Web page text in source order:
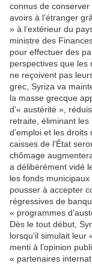
connus de conserver
avoirs à l’étranger
» à l’extérieur du
ministre des
pour effectuer des
perspectives que les
ne reçoivent pas
grec, Syriza va
la masse grecque
d’« austérité »,
retraite, éliminant
d’emploi et les
caisses de l’État
chômage
a délibérément vidé
les fonds
pousser à accepter
régressives de
« programmes
Dès le tout début,
lorsqu’il simulait leur
menti à l’opinion
« partenaires